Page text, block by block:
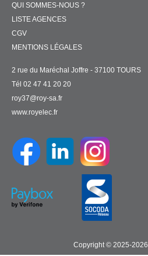
QUI SOMMES-NOUS ?
LISTE AGENCES
CGV
MENTIONS LÉGALES
2 rue du Maréchal Joffre - 37100 TOURS
Tél 02 47 41 20 20
roy37@roy-sa.fr
www.royelec.fr
Copyright © 2025-2026